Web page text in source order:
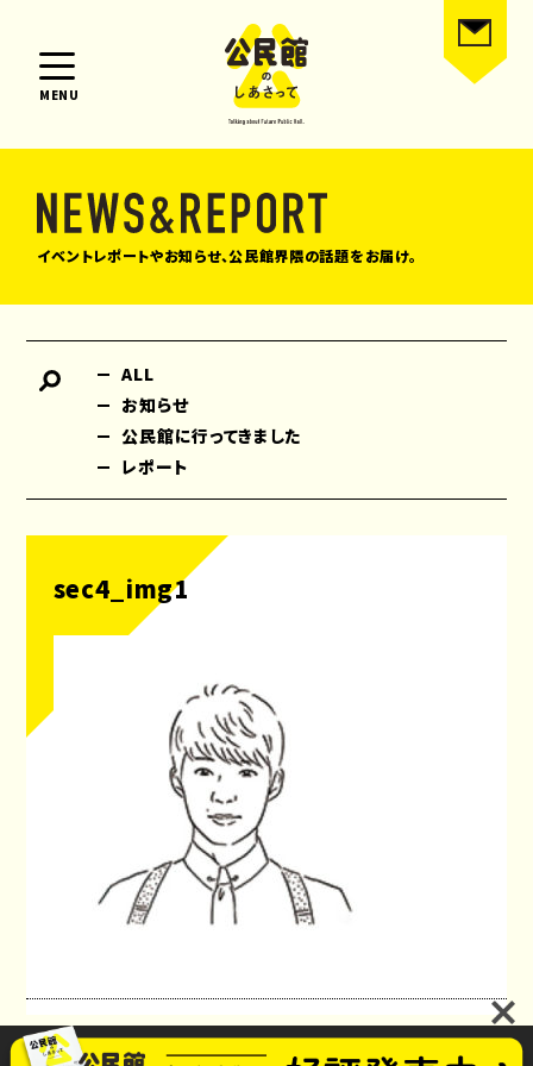
MENU
イベントレポートやお知らせ、公民館界隈の話題をお届け。
ALL
お知らせ
公民館に行ってきました
レポート
sec4_img1
公民館のしあさってプロジェクト お問い合わせ